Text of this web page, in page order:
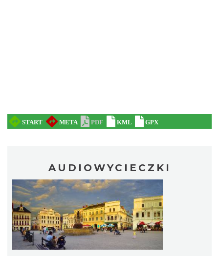
AUDIOWYCIECZKI